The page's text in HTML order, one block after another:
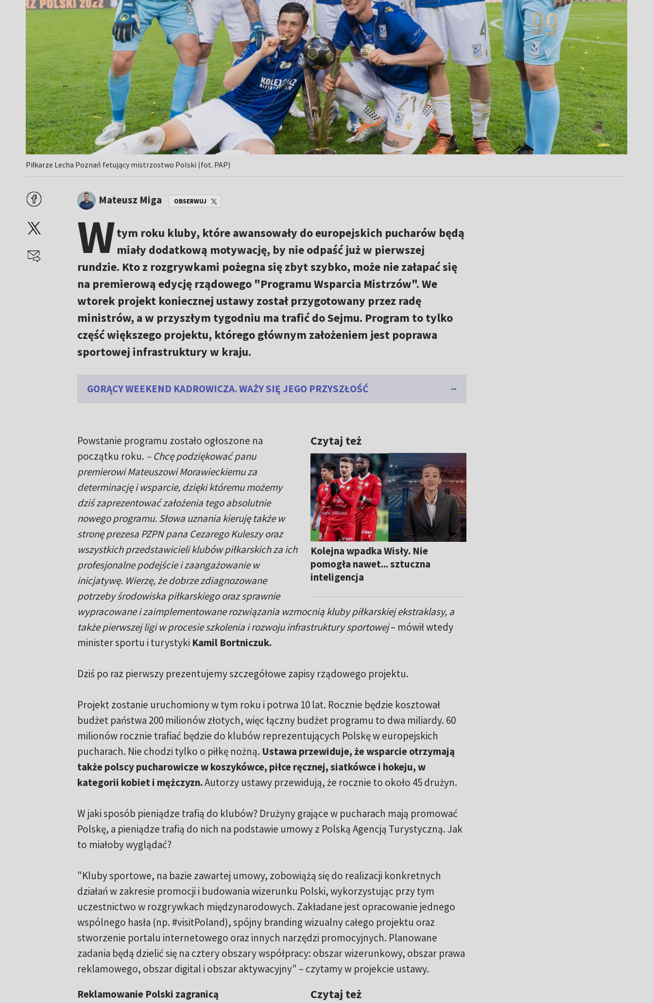
Piłkarze Lecha Poznań fetujący mistrzostwo Polski (fot. PAP)
Mateusz Miga OBSERWUJ
Wtym roku kluby, które awansowały do europejskich pucharów będą
miały dodatkową motywację, by nie odpaść już w pierwszej
rundzie. Kto z rozgrywkami pożegna się zbyt szybko, może nie załapać się
na premierową edycję rządowego "Programu Wsparcia Mistrzów". We
wtorek projekt koniecznej ustawy został przygotowany przez radę
ministrów, a w przyszłym tygodniu ma trafić do Sejmu. Program to tylko
część większego projektu, którego głównym założeniem jest poprawa
sportowej infrastruktury w kraju.
GORĄCY WEEKEND KADROWICZA. WAŻY SIĘ JEGO PRZYSZŁOŚĆ
Czytaj też
Kolejna wpadka Wisły. Nie
pomogła nawet... sztuczna
inteligencja
Powstanie programu zostało ogłoszone na
początku roku. – Chcę podziękować panu
premierowi Mateuszowi Morawieckiemu za
determinację i wsparcie, dzięki któremu możemy
dziś zaprezentować założenia tego absolutnie
nowego programu. Słowa uznania kieruję także w
stronę prezesa PZPN pana Cezarego Kuleszy oraz
wszystkich przedstawicieli klubów piłkarskich za ich
profesjonalne podejście i zaangażowanie w
inicjatywę. Wierzę, że dobrze zdiagnozowane
potrzeby środowiska piłkarskiego oraz sprawnie
wypracowane i zaimplementowane rozwiązania wzmocnią kluby piłkarskiej ekstraklasy, a
także pierwszej ligi w procesie szkolenia i rozwoju infrastruktury sportowej– mówił wtedy
minister sportu i turystyki Kamil Bortniczuk.
Dziś po raz pierwszy prezentujemy szczegółowe zapisy rządowego projektu.
Projekt zostanie uruchomiony w tym roku i potrwa 10 lat. Rocznie będzie kosztował
budżet państwa 200 milionów złotych, więc łączny budżet programu to dwa miliardy. 60
milionów rocznie trafiać będzie do klubów reprezentujących Polskę w europejskich
pucharach. Nie chodzi tylko o piłkę nożną. Ustawa przewiduje, że wsparcie otrzymają
także polscy pucharowicze w koszykówce, piłce ręcznej, siatkówce i hokeju, w
kategorii kobiet i mężczyzn.Autorzy ustawy przewidują, że rocznie to około 45 drużyn.
W jaki sposób pieniądze trafią do klubów? Drużyny grające w pucharach mają promować
Polskę, a pieniądze trafią do nich na podstawie umowy z Polską Agencją Turystyczną. Jak
to miałoby wyglądać?
"Kluby sportowe, na bazie zawartej umowy, zobowiążą się do realizacji konkretnych
działań w zakresie promocji i budowania wizerunku Polski, wykorzystując przy tym
uczestnictwo w rozgrywkach międzynarodowych. Zakładane jest opracowanie jednego
wspólnego hasła (np. #visitPoland), spójny branding wizualny całego projektu oraz
stworzenie portalu internetowego oraz innych narzędzi promocyjnych. Planowane
zadania będą dzielić się na cztery obszary współpracy: obszar wizerunkowy, obszar prawa
reklamowego, obszar digital i obszar aktywacyjny" – czytamy w projekcie ustawy.
Czytaj też
Reklamowanie Polski zagranicą